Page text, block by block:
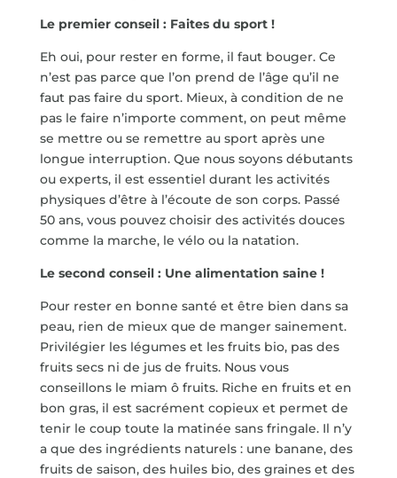
Le premier conseil : Faites du sport !
Eh oui, pour rester en forme, il faut bouger. Ce
n’est pas parce que l’on prend de l’âge qu’il ne
faut pas faire du sport. Mieux, à condition de ne
pas le faire n’importe comment, on peut même
se mettre ou se remettre au sport après une
longue interruption. Que nous soyons débutants
ou experts, il est essentiel durant les activités
physiques d’être à l’écoute de son corps. Passé
50 ans, vous pouvez choisir des activités douces
comme la marche, le vélo ou la natation.
Le second conseil : Une alimentation saine !
Pour rester en bonne santé et être bien dans sa
peau, rien de mieux que de manger sainement.
Privilégier les légumes et les fruits bio, pas des
fruits secs ni de jus de fruits. Nous vous
conseillons le miam ô fruits. Riche en fruits et en
bon gras, il est sacrément copieux et permet de
tenir le coup toute la matinée sans fringale. Il n’y
a que des ingrédients naturels : une banane, des
fruits de saison, des huiles bio, des graines et des